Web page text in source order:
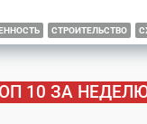
СТРОИТЕЛЬСТВО
10 ЗА